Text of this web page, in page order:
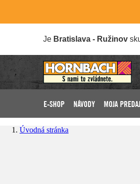
Je Bratislava - Ružinov
E-SHOP NÁVODY MOJA
Úvodná stránka